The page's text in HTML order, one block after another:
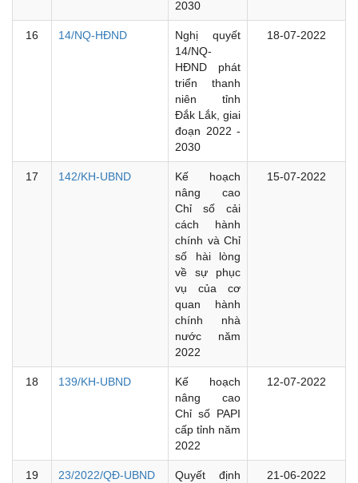
2030
16 14/NQ-HĐND
Nghị quyết
14/NQ-
HĐND phát
triển thanh
niên tỉnh
Đắk Lắk, giai
đoạn 2022 -
2030
18-07-2022
17 142/KH-UBND
Kế hoạch
nâng cao
Chỉ số cải
cách hành
chính và Chỉ
số hài lòng
về sự phục
vụ của cơ
quan hành
chính nhà
nước năm
2022
15-07-2022
18 139/KH-UBND
Kế hoạch
nâng cao
Chỉ số PAPI
cấp tỉnh năm
2022
12-07-2022
19 23/2022/QĐ-UBND
Quyết định
21-06-2022